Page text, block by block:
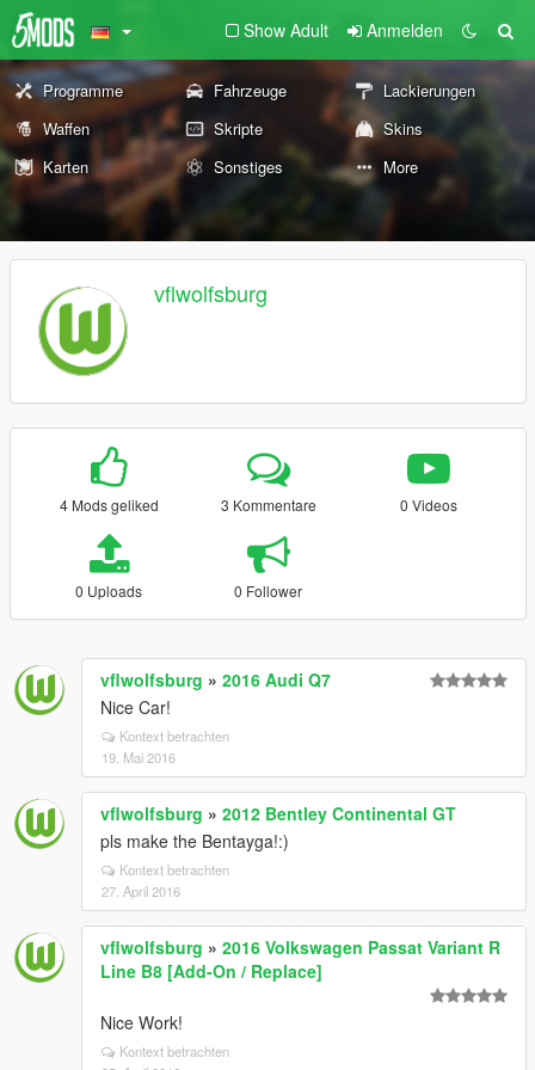
Show Adult Anmelden
Programme Fahrzeuge
Lackierungen
Waffen
Skripte
Skins
Karten
Sonstiges More
vflwolfsburg
4 Mods geliked 3 Kommentare 0 Videos
0 Uploads 0 Follower
vflwolfsburg » 2016 Audi Q7
Nice Car!
Kontext betrachten
19. Mai 2016
vflwolfsburg » 2012 Bentley Continental GT
pls make the Bentayga!:)
Kontext betrachten
27. April 2016
vflwolfsburg » 2016 Volkswagen Passat Variant R
Line B8 [Add-On / Replace]
Nice Work!
Kontext betrachten